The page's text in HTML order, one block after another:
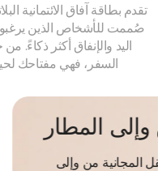
بطاقة آفاق الائتمانية
صُممت للأشخاص الذين يرغبون
اليد والإنفاق أكثر ذكاءً. من خطط
السفر، فهي مفتاحك
تنقلات
ابدأ رحلتك بأناقة مع